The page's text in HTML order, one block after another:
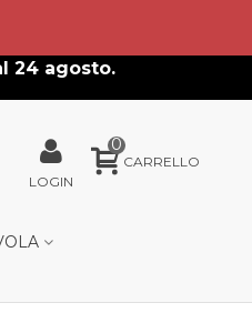
24 agosto.
LOGIN
0
CARRELLO